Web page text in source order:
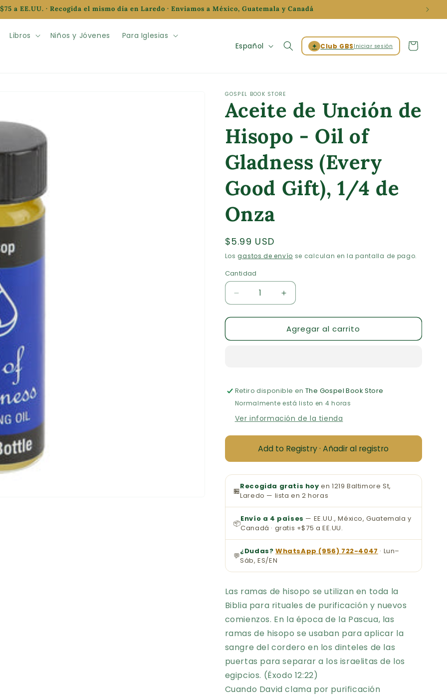
a EE.UU. · Recogida el mismo día en Laredo · Enviamos a México, Guatemala y Canadá
Libros Niños y Jóvenes Para Iglesias
o
m
a
Español ✦ Club GBS Iniciar sesión
Iniciar
sesión
Carrito
GOSPEL BOOK STORE
Aceite de Unción de
Hisopo - Oil of
Gladness (Every
Good Gift), 1/4 de
Onza
Precio
habitual
$5.99 USD
Losgastos de envío se calculan en la pantalla de pago.
Cantidad
Cantidad
Reducir
cantidad
para
de
Oil
of
(Every
Good
de
Onza
Aumentar
cantidad
para
Aceite
de
Oil
of
(Every
Good
Gift),
1/4
de
Onza
Agregar al carrito
Retiro disponible en The Gospel Book Store
Normalmente está listo en 4 horas
Ver información de la tienda
Add to Registry · Añadir al registro
🏪Recogida gratis hoy en 1219 Baltimore St,
Laredo — lista en 2 horas
📦Envío a 4 países — EE.UU., México, Guatemala y
Canadá · gratis +$75 a EE.UU.
💬¿Dudas? WhatsApp (956) 722-4047 · Lun–
Sáb, ES/EN
Las ramas de hisopo se utilizan en toda la
Biblia para rituales de purificación y nuevos
comienzos. En la época de la Pascua, las
ramas de hisopo se usaban para aplicar la
sangre del cordero en los dinteles de las
puertas para separar a los israelitas de los
egipcios. (Éxodo 12:22)
Cuando David clama por purificación